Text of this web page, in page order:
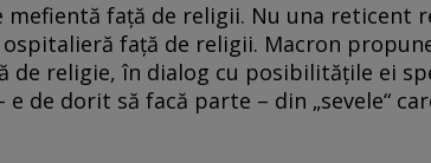
faţă de religii. Nu una reticent
faţă de religii. Macron
de religie, în dialog cu posibilităţile ei
de dorit să facă parte – din „sevele“